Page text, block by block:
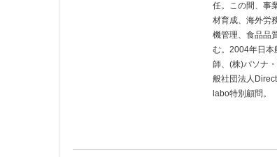
任。この間、事
材育成、海外労
機管理、食品品
む。2004年日本
師、(株)パソナ
般社団法人
labo特別顧問。